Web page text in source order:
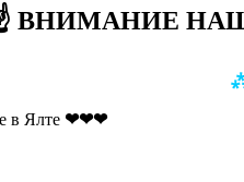
ВНИМАНИЕ
в Ялте ❤❤❤